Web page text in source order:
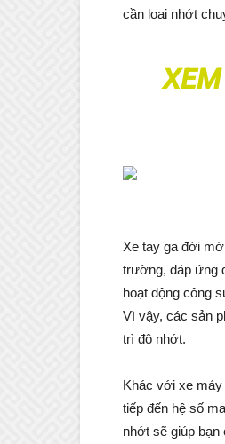
cần loại nhớt
Xe tay ga đời
trường, đáp ứng
hoạt động công
Vì vậy, các sản
trì độ nhớt.
Khác với xe
tiếp đến hệ số
nhớt sẽ giúp